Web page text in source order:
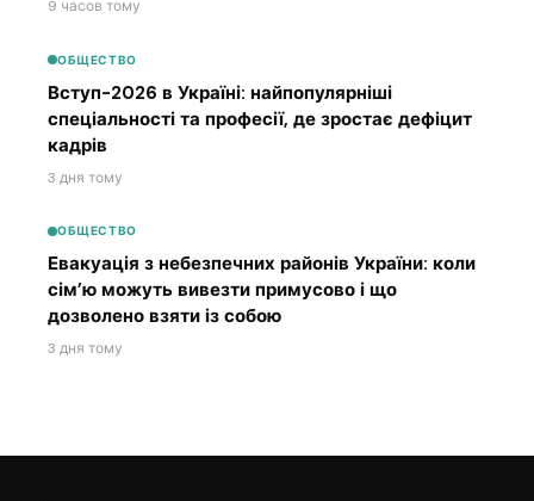
9 часов тому
ОБЩЕСТВО
Вступ-2026 в Україні: найпопулярніші
спеціальності та професії, де зростає дефіцит
кадрів
3 дня тому
ОБЩЕСТВО
Евакуація з небезпечних районів України: коли
сім’ю можуть вивезти примусово і що
дозволено взяти із собою
3 дня тому